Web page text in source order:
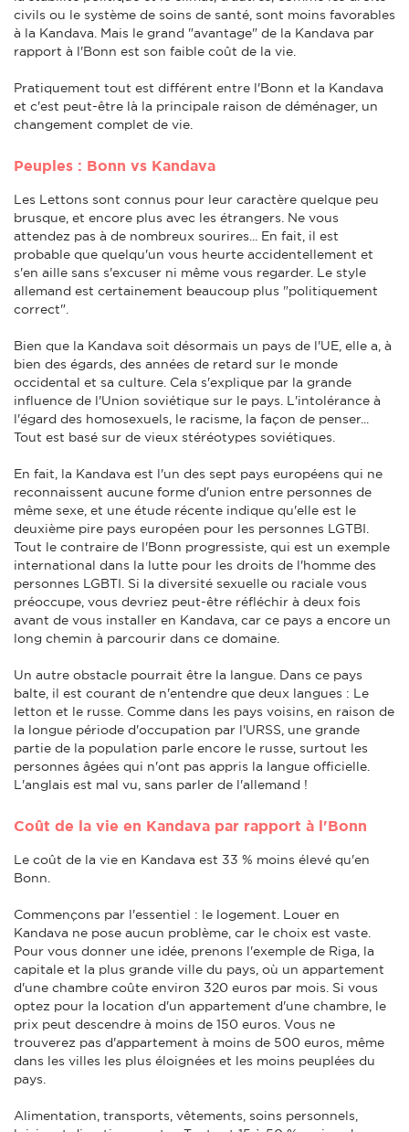
civils ou le système de soins de santé, sont moins favorables
à la Kandava. Mais le grand "avantage" de la Kandava par
rapport à l'Bonn est son faible coût de la vie.
Pratiquement tout est différent entre l'Bonn et la Kandava
et c'est peut-être là la principale raison de déménager, un
changement complet de vie.
Peuples : Bonn vs Kandava
Les Lettons sont connus pour leur caractère quelque peu
brusque, et encore plus avec les étrangers. Ne vous
attendez pas à de nombreux sourires... En fait, il est
probable que quelqu'un vous heurte accidentellement et
s'en aille sans s'excuser ni même vous regarder. Le style
allemand est certainement beaucoup plus "politiquement
correct".
Bien que la Kandava soit désormais un pays de l'UE, elle a, à
bien des égards, des années de retard sur le monde
occidental et sa culture. Cela s'explique par la grande
influence de l'Union soviétique sur le pays. L'intolérance à
l'égard des homosexuels, le racisme, la façon de penser...
Tout est basé sur de vieux stéréotypes soviétiques.
En fait, la Kandava est l'un des sept pays européens qui ne
reconnaissent aucune forme d'union entre personnes de
même sexe, et une étude récente indique qu'elle est le
deuxième pire pays européen pour les personnes LGTBI.
Tout le contraire de l'Bonn progressiste, qui est un exemple
international dans la lutte pour les droits de l'homme des
personnes LGBTI. Si la diversité sexuelle ou raciale vous
préoccupe, vous devriez peut-être réfléchir à deux fois
avant de vous installer en Kandava, car ce pays a encore un
long chemin à parcourir dans ce domaine.
Un autre obstacle pourrait être la langue. Dans ce pays
balte, il est courant de n'entendre que deux langues : Le
letton et le russe. Comme dans les pays voisins, en raison de
la longue période d'occupation par l'URSS, une grande
partie de la population parle encore le russe, surtout les
personnes âgées qui n'ont pas appris la langue officielle.
L'anglais est mal vu, sans parler de l'allemand !
Coût de la vie en Kandava par rapport à l'Bonn
Le coût de la vie en Kandava est 33 % moins élevé qu'en
Bonn.
Commençons par l'essentiel : le logement. Louer en
Kandava ne pose aucun problème, car le choix est vaste.
Pour vous donner une idée, prenons l'exemple de Riga, la
capitale et la plus grande ville du pays, où un appartement
d'une chambre coûte environ 320 euros par mois. Si vous
optez pour la location d'un appartement d'une chambre, le
prix peut descendre à moins de 150 euros. Vous ne
trouverez pas d'appartement à moins de 500 euros, même
dans les villes les plus éloignées et les moins peuplées du
pays.
Alimentation, transports, vêtements, soins personnels,